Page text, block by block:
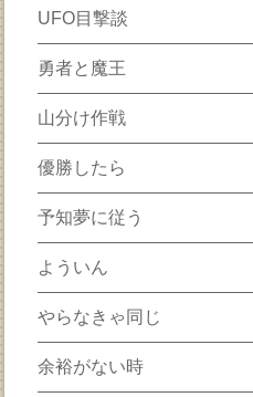
UFO目撃談
勇者と魔王
山分け作戦
優勝したら
予知夢に従う
よういん
やらなきゃ同じ
余裕がない時